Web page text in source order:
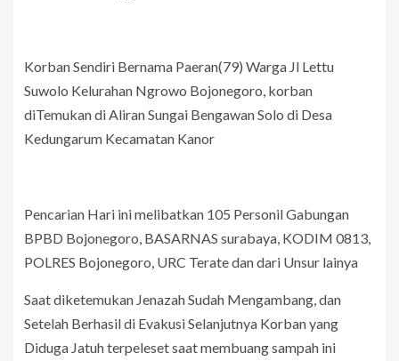
Korban Sendiri Bernama Paeran(79) Warga Jl Lettu
Suwolo Kelurahan Ngrowo Bojonegoro, korban
diTemukan di Aliran Sungai Bengawan Solo di Desa
Kedungarum Kecamatan Kanor
Pencarian Hari ini melibatkan 105 Personil Gabungan
BPBD Bojonegoro, BASARNAS surabaya, KODIM 0813,
POLRES Bojonegoro, URC Terate dan dari Unsur lainya
Saat diketemukan Jenazah Sudah Mengambang, dan
Setelah Berhasil di Evakusi Selanjutnya Korban yang
Diduga Jatuh terpeleset saat membuang sampah ini